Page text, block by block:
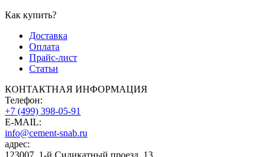
Как купить?
Доставка
Оплата
Прайс-лист
Статьи
КОНТАКТНАЯ ИНФОРМАЦИЯ
Телефон:
+7 (499) 398-05-91
E-MAIL:
info@cement-snab.ru
адрес:
123007, 1-й Силикатный проезд, 13